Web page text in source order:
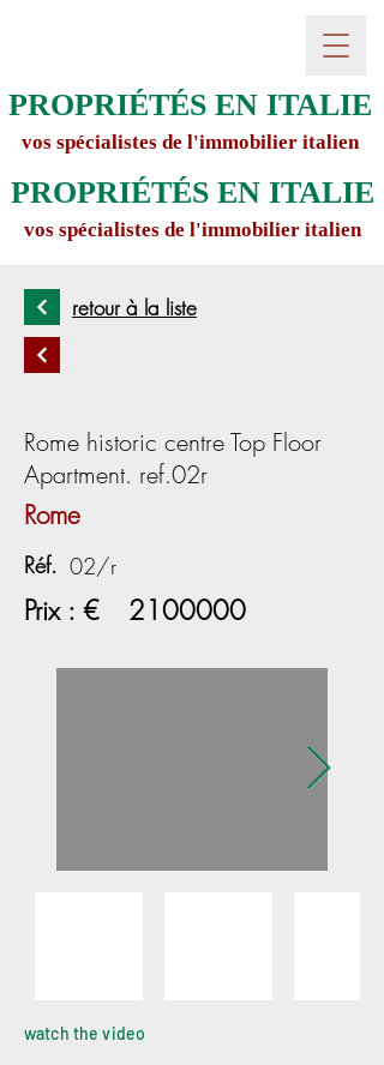
PROPRIÉTÉS EN ITALIE
vos spécialistes de l'immobilier italien
PROPRIÉTÉS EN ITALIE
vos spécialistes de l'immobilier italien
retour à la liste
Rome historic centre Top Floor
Apartment. ref.02r
Rome
Réf. 02/r
Prix : € 2100000
watch the video